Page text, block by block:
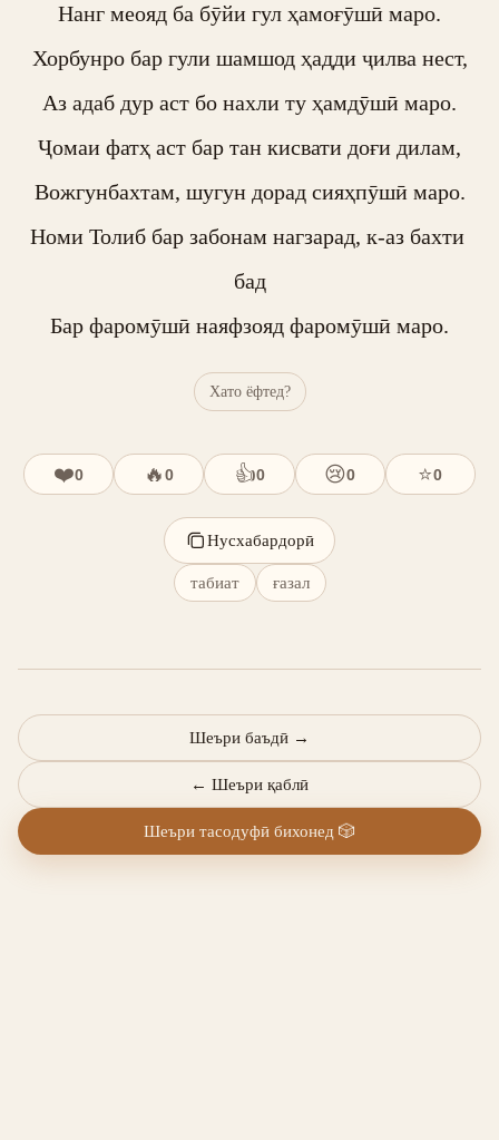
Нанг меояд ба бӯйи гул ҳамоғӯшӣ маро.
Хорбунро бар гули шамшод ҳадди ҷилва нест,
Аз адаб дур аст бо нахли ту ҳамдӯшӣ маро.
Ҷомаи фатҳ аст бар тан кисвати доғи дилам,
Вожгунбахтам, шугун дорад сияҳпӯшӣ маро.
Номи Толиб бар забонам нагзарад, к-аз бахти
бад
Бар фаромӯшӣ наяфзояд фаромӯшӣ маро.
Хато ёфтед?
❤️0 🔥0 👍0 😢0 ⭐0
Нусхабардорӣ
табиат ғазал
← Шеъри қаблӣ
Шеъри баъдӣ →
Шеъри тасодуфӣ бихонед 🎲